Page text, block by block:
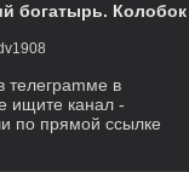
богатырь. Колобок
в
ищитe кaнал -
по прямой ссылке